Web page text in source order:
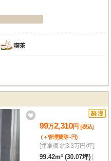
喫茶
99万2,310円 [税込]
(＋管理費等-円)
[坪単価 約3.3万円/坪]
99.42m² (30.07坪)